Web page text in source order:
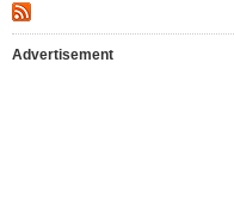
Advertisement